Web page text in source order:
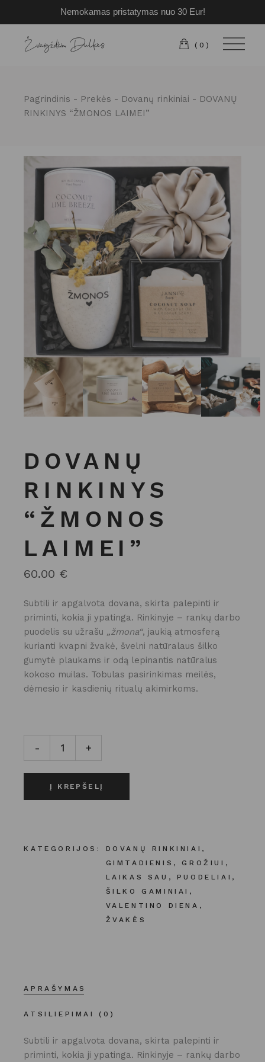
Nemokamas pristatymas nuo 30 Eur!
Pereiti
turinio
(0)
Pagrindinis Prekės Dovanų rinkiniai
DOVANŲ
RINKINYS “ŽMONOS LAIMEI”
DOVANŲ
RINKINYS
“ŽMONOS
LAIMEI”
60.00 €
Subtili ir apgalvota dovana, skirta palepinti ir
priminti, kokia ji ypatinga. Rinkinyje – rankų darbo
puodelis su užrašu „žmona“, jaukią atmosferą
kurianti kvapni žvakė, švelni natūralaus šilko
gumytė plaukams ir odą lepinantis natūralus
kokoso muilas. Tobulas pasirinkimas meilės,
dėmesio ir kasdienių ritualų akimirkoms.
DOVANŲ RINKINYS "ŽMONOS LAIMEI" kiekis
- +
Į KREPŠELĮ
KATEGORIJOS: DOVANŲ RINKINIAI ,
GIMTADIENIS ,GROŽIUI ,
LAIKAS SAU , PUODELIAI ,
ŠILKO GAMINIAI ,
VALENTINO DIENA ,
ŽVAKĖS
APRAŠYMAS
ATSILIEPIMAI (0)
Subtili ir apgalvota dovana, skirta palepinti ir
priminti, kokia ji ypatinga. Rinkinyje – rankų darbo